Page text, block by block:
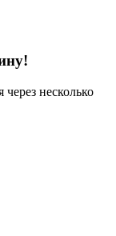
несколько